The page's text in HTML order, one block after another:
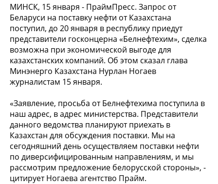
МИНСК, 15 января - ПраймПресс. Запрос от
Беларуси на поставку нефти от Казахстана
поступил, до 20 января в республику приедут
представители госконцерна «Белнефтехим», сделка
возможна при экономической выгоде для
казахстанских компаний. Об этом сказал глава
Минэнерго Казахстана Нурлан Ногаев
журналистам 15 января.
«Заявление, просьба от Белнефтехима поступила в
наш адрес, в адрес министерства. Представители
данного ведомства планируют приехать в
Казахстан для обсуждения поставки. Мы на
сегодняшний день осуществляем поставки нефти
по диверсифицированным направлениям, и мы
рассмотрим предложение белорусской стороны», -
цитирует Ногаева агентство Прайм.